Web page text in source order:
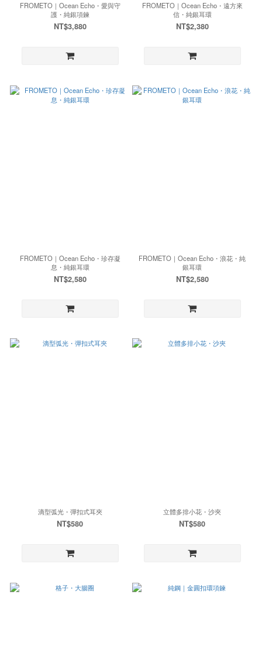
FROMETO｜Ocean Echo・愛與守
護・純銀項鍊
NT$3,880
FROMETO｜Ocean Echo・遠方來
信・純銀耳環
NT$2,380
FROMETO｜Ocean Echo・珍存凝
息・純銀耳環
NT$2,580
FROMETO｜Ocean Echo・浪花・純
銀耳環
NT$2,580
滴型弧光・彈扣式耳夾
NT$580
立體多排小花・沙夾
NT$580